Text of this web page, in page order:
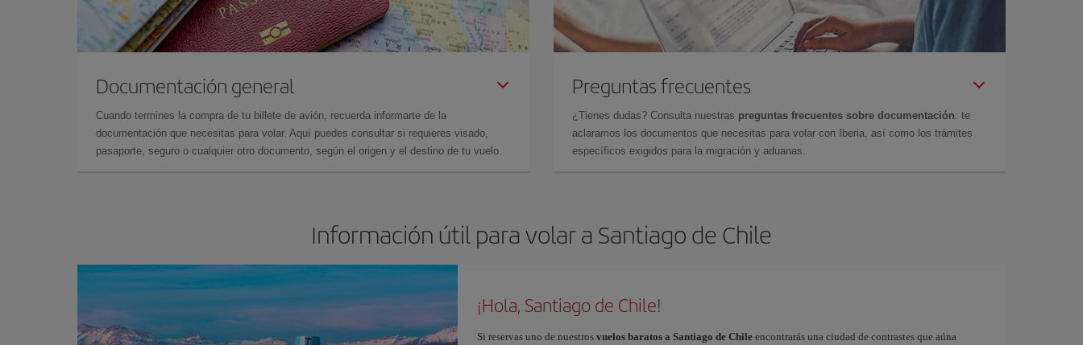
Documentación general
Cuando termines la compra de tu billete de avión, recuerda informarte de la
documentación que necesitas para volar. Aquí puedes consultar si requieres visado,
pasaporte, seguro o cualquier otro documento, según el origen y el destino de tu vuelo.
Preguntas frecuentes
¿Tienes dudas? Consulta nuestras preguntas frecuentes sobre documentación: te
aclaramos los documentos que necesitas para volar con Iberia, así como los trámites
específicos exigidos para la migración y aduanas.
Información útil para volar a Santiago de Chile
¡Hola, Santiago de Chile!
Si reservas uno de nuestros vuelos baratos a Santiago de Chileencontrarás una ciudad de contrastes que aúna